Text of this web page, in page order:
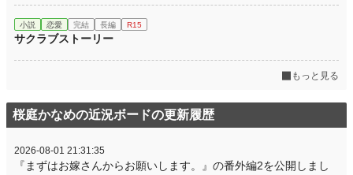
小説 恋愛 完結 長編 R15
サクラブストーリー
もっと見る
桜庭かなめの近況ボードの更新履歴
2026-08-01 21:31:35
『まずはお嫁さんからお願いします。』の番外編2を公開しまし